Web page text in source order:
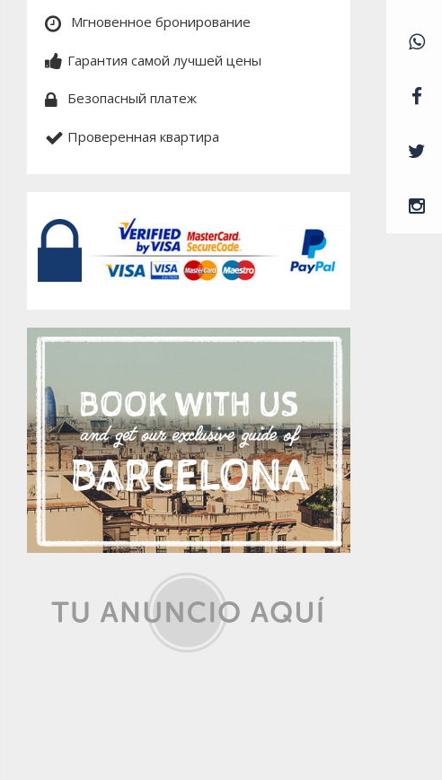
Мгновенное бронирование
Гарантия самой лучшей цены
Безопасный платеж
Проверенная квартира